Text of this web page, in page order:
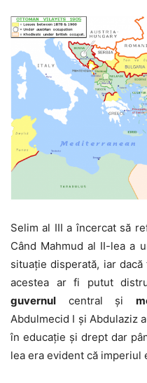
Selim al III a încercat să
Când Mahmud al II-lea a
situație disperată, iar
acestea ar fi putut
guvernul central și
Abdulmecid I și Abdulaziz
în educație și drept dar
lea era evident că imperiul